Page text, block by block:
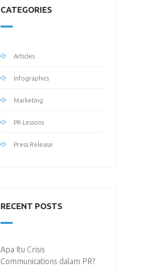
CATEGORIES
Articles
Infographics
Marketing
PR Lessons
Press Release
RECENT POSTS
Apa Itu Crisis
Communications dalam PR?